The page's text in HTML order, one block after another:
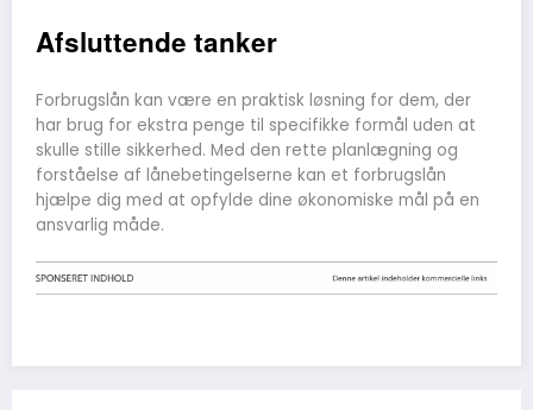
Afsluttende tanker
Forbrugslån kan være en praktisk løsning for dem, der
har brug for ekstra penge til specifikke formål uden at
skulle stille sikkerhed. Med den rette planlægning og
forståelse af lånebetingelserne kan et forbrugslån
hjælpe dig med at opfylde dine økonomiske mål på en
ansvarlig måde.